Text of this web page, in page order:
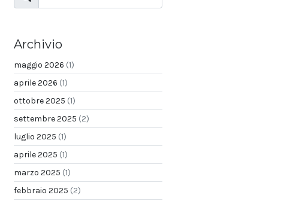
Archivio
maggio 2026 (1)
aprile 2026 (1)
ottobre 2025 (1)
settembre 2025 (2)
luglio 2025 (1)
aprile 2025 (1)
marzo 2025 (1)
febbraio 2025 (2)